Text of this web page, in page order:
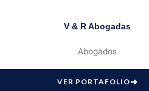
V & R Abogadas
Abogados
VER PORTAFOLIO